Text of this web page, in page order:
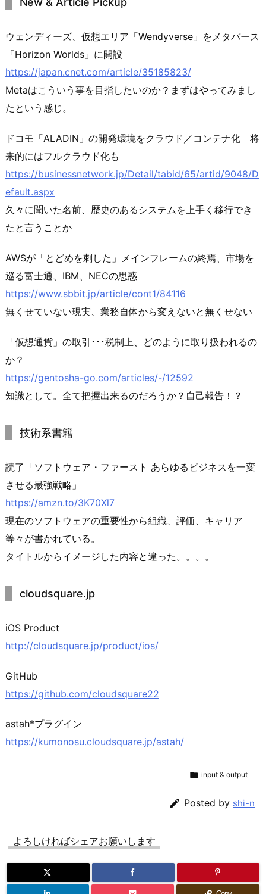
ウェンディーズ、仮想エリア「Wendyverse」をメタバース
「Horizon Worlds」に開設
https://japan.cnet.com/article/35185823/
Metaはこういう事を目指したいのか？まずはやってみまし
たという感じ。
ドコモ「ALADIN」の開発環境をクラウド／コンテナ化 将
来的にはフルクラウド化も
https://businessnetwork.jp/Detail/tabid/65/artid/9048/D
efault.aspx
久々に聞いた名前、歴史のあるシステムを上手く移行でき
たと言うことか
AWSが「とどめを刺した」メインフレームの終焉、市場を
巡る富士通、IBM、NECの思惑
https://www.sbbit.jp/article/cont1/84116
無くせていない現実、業務自体から変えないと無くせない
「仮想通貨」の取引･･･税制上、どのように取り扱われるの
か？
https://gentosha-go.com/articles/-/12592
知識として。全て把握出来るのだろうか？自己報告！？
技術系書籍
読了「ソフトウェア・ファースト あらゆるビジネスを一変
させる最強戦略」
https://amzn.to/3K70Xl7
現在のソフトウェアの重要性から組織、評価、キャリア
等々が書かれている。
タイトルからイメージした内容と違った。。。。
cloudsquare.jp
iOS Product
http://cloudsquare.jp/product/ios/
GitHub
https://github.com/cloudsquare22
astah*プラグイン
https://kumonosu.cloudsquare.jp/astah/
 input & output
 Posted by shi-n
よろしければシェアお願いします